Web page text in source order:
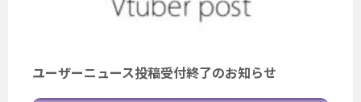
ユーザーニュース投稿受付終了のお知らせ